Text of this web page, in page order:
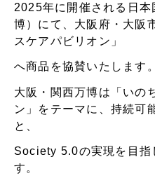
2025年に開催される日
博）にて、大阪府・大阪
スケアパビリオン」
へ商品を協賛いたします。
大阪・関西万博は「いの
ン」をテーマに、持続可
と、
Society 5.0の実現を目指
す。